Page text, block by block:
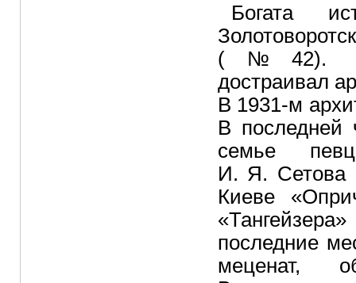
Богата
(№42).
достраивал
В 1931-м
В последней
семье
И. Я. Сетова
Киеве
последние
меценат,